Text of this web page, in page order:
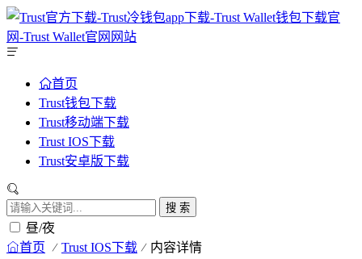
首页
Trust钱包下载
Trust移动端下载
Trust IOS下载
Trust安卓版下载
搜 索
昼/夜
首页 Trust IOS下载 内容详情